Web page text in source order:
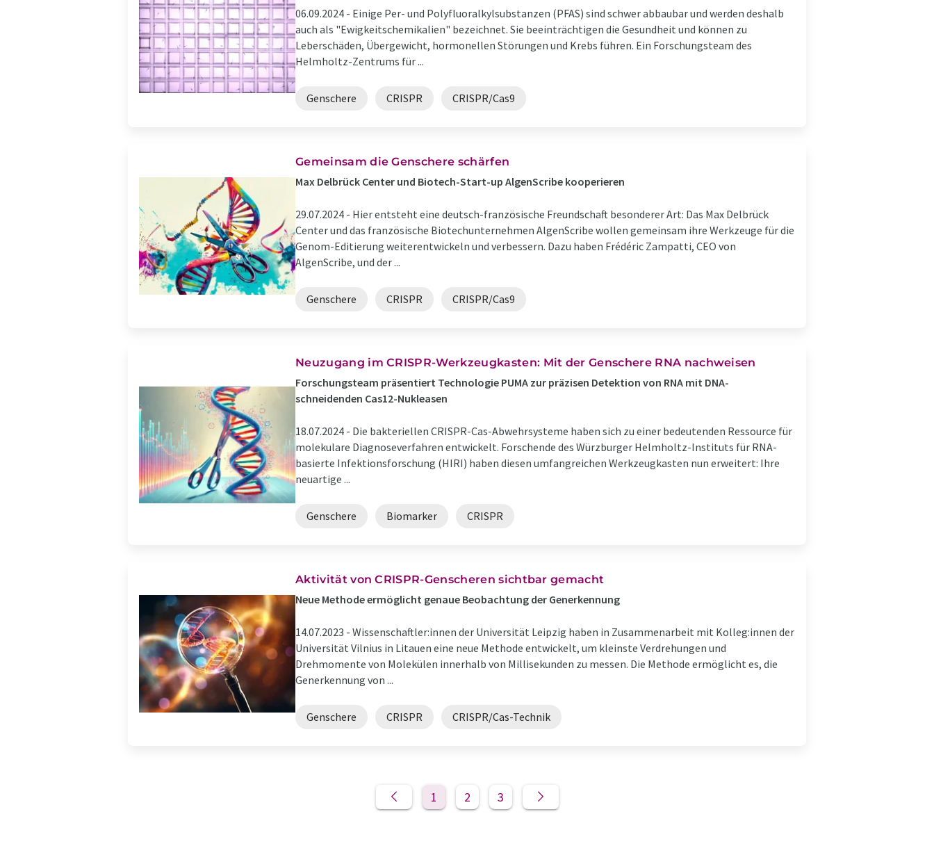
06.09.2024 - Einige Per- und Polyfluoralkylsubstanzen (PFAS) sind schwer abbaubar und werden deshalb
auch als "Ewigkeitschemikalien" bezeichnet. Sie beeinträchtigen die Gesundheit und können zu
Leberschäden, Übergewicht, hormonellen Störungen und Krebs führen. Ein Forschungsteam des
Helmholtz-Zentrums für ...
Genschere CRISPR CRISPR/Cas9
Gemeinsam die Genschere schärfen
Max Delbrück Center und Biotech-Start-up AlgenScribe kooperieren
29.07.2024 - Hier entsteht eine deutsch-französische Freundschaft besonderer Art: Das Max Delbrück
Center und das französische Biotechunternehmen AlgenScribe wollen gemeinsam ihre Werkzeuge für die
Genom-Editierung weiterentwickeln und verbessern. Dazu haben Frédéric Zampatti, CEO von
AlgenScribe, und der ...
Genschere CRISPR CRISPR/Cas9
Neuzugang im CRISPR-Werkzeugkasten: Mit der Genschere RNA nachweisen
Forschungsteam präsentiert Technologie PUMA zur präzisen Detektion von RNA mit DNA-
schneidenden Cas12-Nukleasen
18.07.2024 - Die bakteriellen CRISPR-Cas-Abwehrsysteme haben sich zu einer bedeutenden Ressource für
molekulare Diagnoseverfahren entwickelt. Forschende des Würzburger Helmholtz-Instituts für RNA-
basierte Infektionsforschung (HIRI) haben diesen umfangreichen Werkzeugkasten nun erweitert: Ihre
neuartige ...
Genschere Biomarker CRISPR
Aktivität von CRISPR-Genscheren sichtbar gemacht
Neue Methode ermöglicht genaue Beobachtung der Generkennung
14.07.2023 - Wissenschaftler:innen der Universität Leipzig haben in Zusammenarbeit mit Kolleg:innen der
Universität Vilnius in Litauen eine neue Methode entwickelt, um kleinste Verdrehungen und
Drehmomente von Molekülen innerhalb von Millisekunden zu messen. Die Methode ermöglicht es, die
Generkennung von ...
Genschere CRISPR CRISPR/Cas-Technik
1 2 3